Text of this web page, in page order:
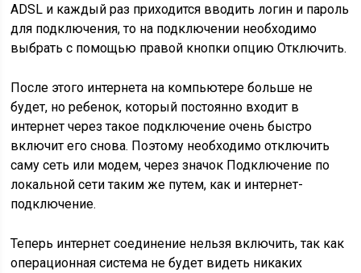
ADSL и каждый раз приходится вводить логин и пароль
для подключения, то на подключении необходимо
выбрать с помощью правой кнопки опцию Отключить.
После этого интернета на компьютере больше не
будет, но ребенок, который постоянно входит в
интернет через такое подключение очень быстро
включит его снова. Поэтому необходимо отключить
саму сеть или модем, через значок Подключение по
локальной сети таким же путем, как и интернет-
подключение.
Теперь интернет соединение нельзя включить, так как
операционная система не будет видеть никаких